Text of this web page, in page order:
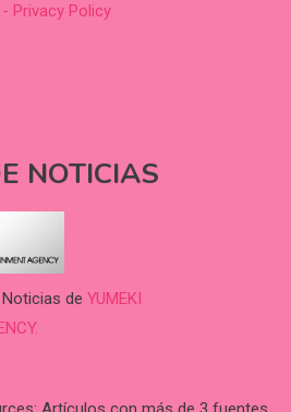
Privacy Policy
NOTICIAS
de YUMEKI